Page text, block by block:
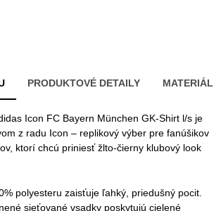
PRODUKTOVÉ DETAILY MATERIÁL
Icon FC Bayern München GK-Shirt l/s je
z radu Icon – replikový výber pre fanúšikov
ktorí chcú priniesť žlto-čierny klubový look
polyesteru zaisťuje ľahký, priedušný pocit.
sieťované vsadky poskytujú cielené